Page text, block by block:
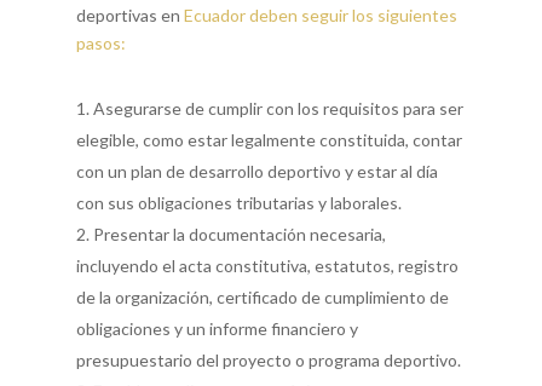
deportivas en Ecuador deben seguir los siguientes
pasos:
Asegurarse de cumplir con los requisitos para ser
elegible, como estar legalmente constituida, contar
con un plan de desarrollo deportivo y estar al día
con sus obligaciones tributarias y laborales.
Presentar la documentación necesaria,
incluyendo el acta constitutiva, estatutos, registro
de la organización, certificado de cumplimiento de
obligaciones y un informe financiero y
presupuestario del proyecto o programa deportivo.